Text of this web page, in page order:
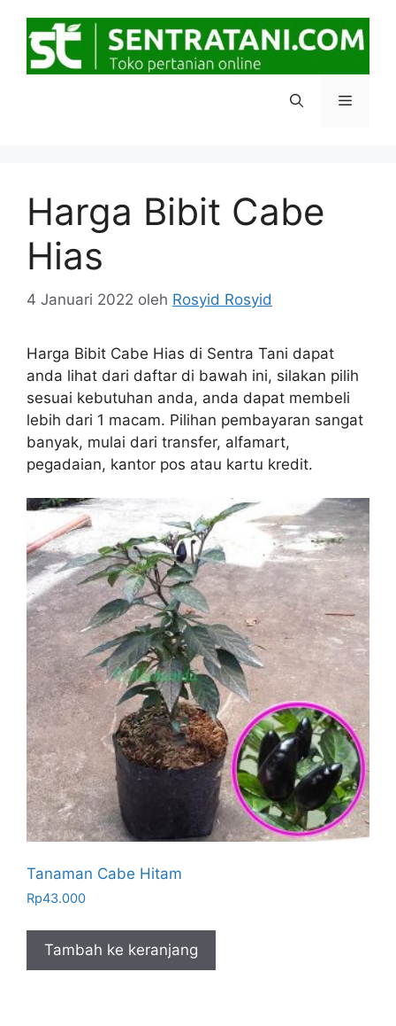
Menu
Harga Bibit Cabe
Hias
4 Januari 2022 oleh Rosyid Rosyid
Harga Bibit Cabe Hias di Sentra Tani dapat
anda lihat dari daftar di bawah ini, silakan pilih
sesuai kebutuhan anda, anda dapat membeli
lebih dari 1 macam. Pilihan pembayaran sangat
banyak, mulai dari transfer, alfamart,
pegadaian, kantor pos atau kartu kredit.
Tanaman Cabe Hitam
Rp43.000
Tambah ke keranjang